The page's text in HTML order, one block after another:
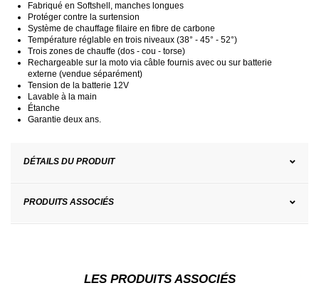
Fabriqué en Softshell, manches longues
Protéger contre la surtension
Système de chauffage filaire en fibre de carbone
Température réglable en trois niveaux (38° - 45° - 52°)
Trois zones de chauffe (dos - cou - torse)
Rechargeable sur la moto via câble fournis avec ou sur batterie
externe (vendue séparément)
Tension de la batterie 12V
Lavable à la main
Étanche
Garantie deux ans.
DÉTAILS DU PRODUIT
PRODUITS ASSOCIÉS
LES PRODUITS ASSOCIÉS